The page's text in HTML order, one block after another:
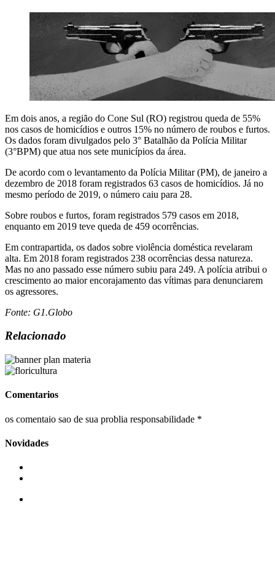
Em dois anos, a região do Cone Sul (RO) registrou queda de 55%
nos casos de homicídios e outros 15% no número de roubos e furtos.
Os dados foram divulgados pelo 3° Batalhão da Polícia Militar
(3°BPM) que atua nos sete municípios da área.
De acordo com o levantamento da Polícia Militar (PM), de janeiro a
dezembro de 2018 foram registrados 63 casos de homicídios. Já no
mesmo período de 2019, o número caiu para 28.
Sobre roubos e furtos, foram registrados 579 casos em 2018,
enquanto em 2019 teve queda de 459 ocorrências.
Em contrapartida, os dados sobre violência doméstica revelaram
alta. Em 2018 foram registrados 238 ocorrências dessa natureza.
Mas no ano passado esse número subiu para 249. A polícia atribui o
crescimento ao maior encorajamento das vítimas para denunciarem
os agressores.
Fonte: G1.Globo
Relacionado
Comentarios
os comentaio sao de sua problia responsabilidade *
Novidades